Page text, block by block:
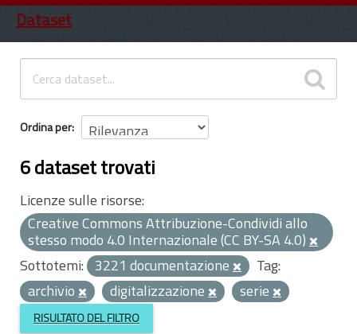
ENTI
INFORMAZIONI
Dataset
Ordina per
6 dataset trovati
Licenze sulle risorse:
Creative Commons Attribuzione-Condividi allo
stesso modo 4.0 Internazionale (CC BY-SA 4.0)
Sottotemi: 3221 documentazione
Tag:
archivio
digitalizzazione serie
RISULTATO DEL FILTRO